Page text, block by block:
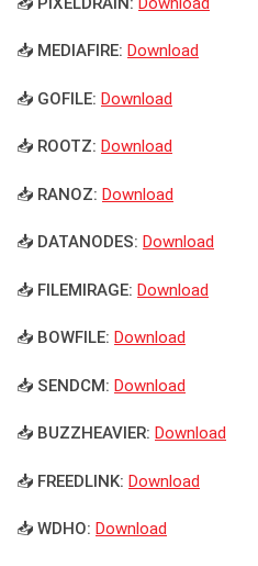
📥 MEDIAFIRE: Download
📥 GOFILE: Download
📥 ROOTZ: Download
📥 RANOZ: Download
📥 DATANODES: Download
📥 FILEMIRAGE: Download
📥 BOWFILE: Download
📥 SENDCM: Download
📥 BUZZHEAVIER: Download
📥 FREEDLINK: Download
📥 WDHO: Download